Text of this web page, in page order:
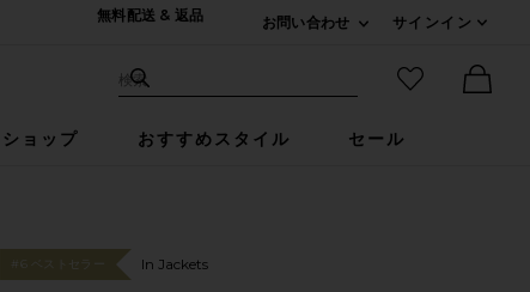
無料配送 & 返品
お問い合わせ
サインイン
サイト検索
検索
お気に入り
ショップ おすすめスタイル セール
#6 ベストセラー In Jackets